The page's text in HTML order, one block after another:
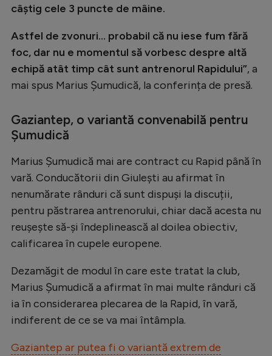
JO 2024
JO 2026
Intră în cont
câștig cele 3 puncte de mâine.
Astfel de zvonuri... probabil că nu iese fum fără
foc, dar nu e momentul să vorbesc despre altă
echipă atât timp cât sunt antrenorul Rapidului”, a
mai spus Marius Șumudică, la conferința de presă.
Gaziantep, o variantă convenabilă pentru
Șumudică
Marius Șumudică mai are contract cu Rapid până în
vară. Conducătorii din Giulești au afirmat în
nenumărate rânduri că sunt dispuși la discuții,
pentru păstrarea antrenorului, chiar dacă acesta nu
reușește să-și îndeplinească al doilea obiectiv,
calificarea în cupele europene.
Dezamăgit de modul în care este tratat la club,
Marius Șumudică a afirmat în mai multe rânduri că
ia în considerarea plecarea de la Rapid, în vară,
indiferent de ce se va mai întâmpla.
Gaziantep ar putea fi o variantă extrem de